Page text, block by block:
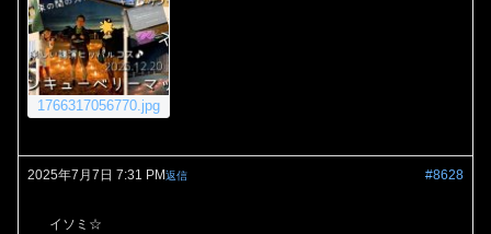
1766317056770.jpg
2025年7月7日 7:31 PM #8628
返信
イソミ☆